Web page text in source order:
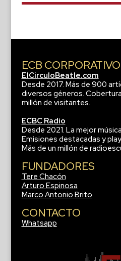
ECB CORPORATIVO
ElCirculoBeatle.com
Desde 2017. Más de 900
diversos géneros.
millón de visitantes.
ECBC Radio
Desde 2021. La mejor
Emisiones destacadas y
Más de un millón de
FUNDADORES
Tere Chacón
Arturo Espinosa
Marco Antonio Brito
CONTACTO
Whatsapp